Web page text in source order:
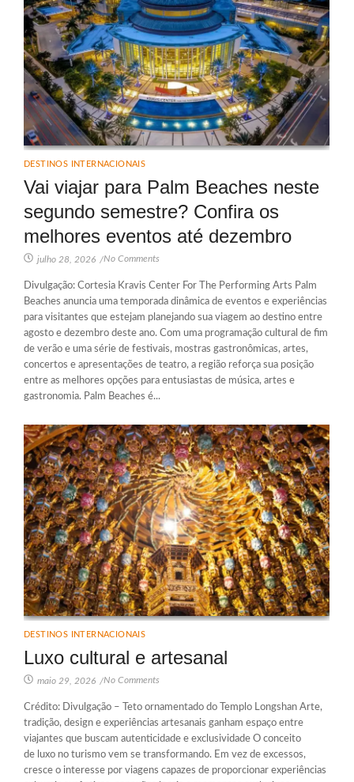
DESTINOS INTERNACIONAIS
Vai viajar para Palm Beaches neste
segundo semestre? Confira os
melhores eventos até dezembro
julho 28, 2026 /No Comments
Divulgação: Cortesia Kravis Center For The Performing Arts Palm
Beaches anuncia uma temporada dinâmica de eventos e experiências
para visitantes que estejam planejando sua viagem ao destino entre
agosto e dezembro deste ano. Com uma programação cultural de fim
de verão e uma série de festivais, mostras gastronômicas, artes,
concertos e apresentações de teatro, a região reforça sua posição
entre as melhores opções para entusiastas de música, artes e
gastronomia. Palm Beaches é...
DESTINOS INTERNACIONAIS
Luxo cultural e artesanal
maio 29, 2026 /No Comments
Crédito: Divulgação – Teto ornamentado do Templo Longshan Arte,
tradição, design e experiências artesanais ganham espaço entre
viajantes que buscam autenticidade e exclusividade O conceito
de luxo no turismo vem se transformando. Em vez de excessos,
cresce o interesse por viagens capazes de proporcionar experiências